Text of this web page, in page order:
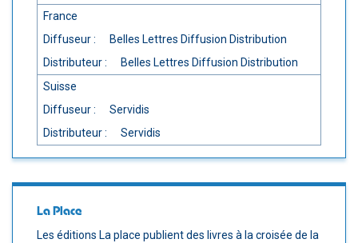
France
Diffuseur :
Belles Lettres Diffusion Distribution
Distributeur :
Belles Lettres Diffusion Distribution
Suisse
Diffuseur :
Servidis
Distributeur :
Servidis
La Place
Les éditions La place publient des livres à la croisée de la